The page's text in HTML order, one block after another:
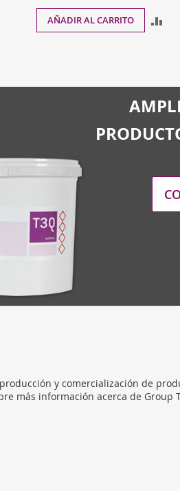
AÑADIR AL CARRITO
y comercialización de
más información acerca de Group